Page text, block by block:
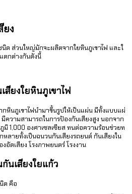
ยง
ด ส่วนใหญ่มักจะผลิตจากใยหินภูเขาไฟ และใ
ตกต่างกันดังนี้
สียงใยหินภูเขาไฟ
หินภูเขาไฟนำมาขึ้นรูปให้เป็นแผ่น มีทั้งแบบแผ่
ความสามารถในการป้องกันเสียงสูง นอกจาก
1,000 องศาเซลเซียส ทนต่อความร้อนช่วยท
หลายทั้งเป็นฉนวนกันเสียงรถยนต์ กันเสียงใน
ดเสียง โรงภาพยนตร์ โรงงาน
นเสียงใยแก้ว
ด คือ